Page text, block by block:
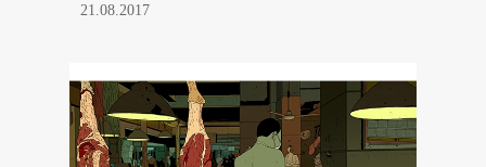
21.08.2017